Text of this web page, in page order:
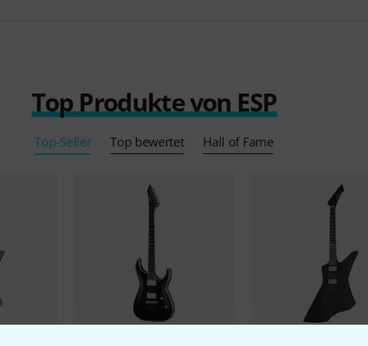
Top Produkte von ESP
Top-Seller Top bewertet Hall of Fame